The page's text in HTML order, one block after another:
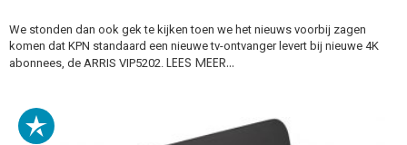
We stonden dan ook gek te kijken toen we het nieuws voorbij zagen
komen dat KPN standaard een nieuwe tv-ontvanger levert bij nieuwe 4K
abonnees, de ARRIS VIP5202. LEES MEER…